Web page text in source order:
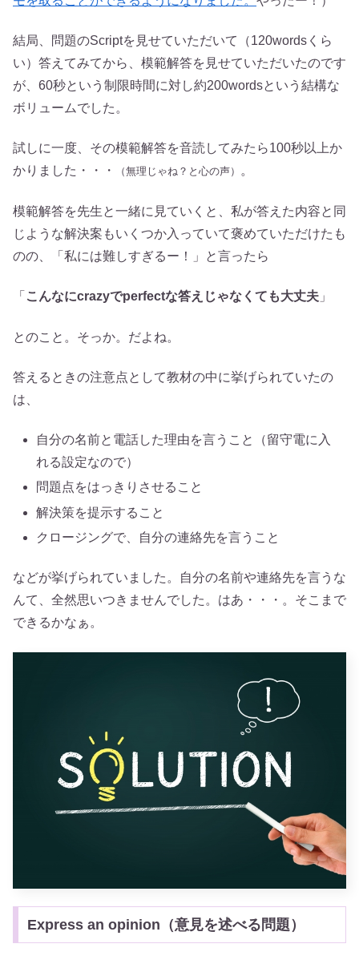
結局、問題のScriptを見せていただいて（120wordsくら
い）答えてみてから、模範解答を見せていただいたのです
が、60秒という制限時間に対し約200wordsという結構な
ボリュームでした。
試しに一度、その模範解答を音読してみたら100秒以上か
かりました・・・
（無理じゃね？と心の声） 。
模範解答を先生と一緒に見ていくと、私が答えた内容と同
じような解決案もいくつか入っていて褒めていただけたも
のの、「私には難しすぎるー！」と言ったら
「 こんなにcrazyでperfectな答えじゃなくても大丈夫 」
とのこと。そっか。だよね。
答えるときの注意点として教材の中に挙げられていたの
は、
自分の名前と電話した理由を言うこと（留守電に入
れる設定なので）
問題点をはっきりさせること
解決策を提示すること
クロージングで、自分の連絡先を言うこと
などが挙げられていました。自分の名前や連絡先を言うな
んて、全然思いつきませんでした。はあ・・・。そこまで
できるかなぁ。
Express an opinion（意見を述べる問題）